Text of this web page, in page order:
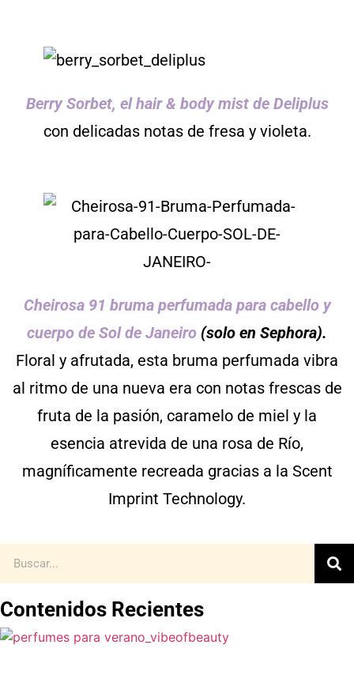
Berry Sorbet, el hair & body mist de Deliplus
con delicadas notas de fresa y violeta.
Cheirosa 91 bruma perfumada para cabello y
cuerpo de Sol de Janeiro (solo en Sephora).
Floral y afrutada, esta bruma perfumada vibra
al ritmo de una nueva era con notas frescas de
fruta de la pasión, caramelo de miel y la
esencia atrevida de una rosa de Río,
magníficamente recreada gracias a la Scent
Imprint Technology.
Contenidos Recientes